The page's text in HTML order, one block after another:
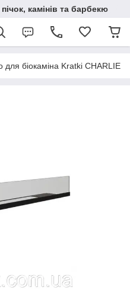
камінів та барбекю
для біокаміна Kratki CHARLIE